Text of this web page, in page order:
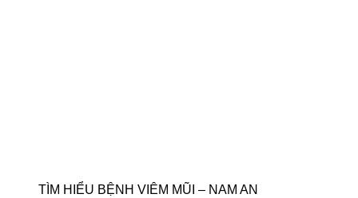
TÌM HIỂU BỆNH VIÊM MŨI – NAM AN